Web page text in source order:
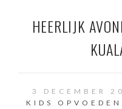
HEERLIJK
3 DECEMBER
KIDS